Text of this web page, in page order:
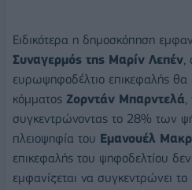
Ειδικότερα η δημοσκόπηση
Συναγερμός της Μαρίν Λεπέν
ευρωψηφοδέλτιο επικεφαλής θα
κόμματος Ζορντάν Μπαρντελά
συγκεντρώνοντας το 28% των
πλειοψηφία του Εμανουέλ
επικεφαλής του ψηφοδελτίου
εμφανίζεται να συγκεντρώνει